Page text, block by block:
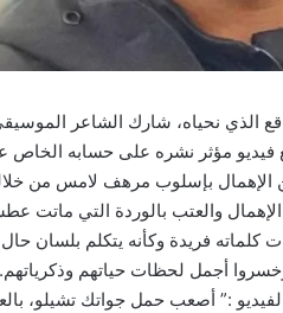
الذي نحياه، شارك الشاعر
فيديو مؤثر نشره على حسابه الخاص
الإهمال بإسلوب مرهف لامس من
والعتب بالوردة التي ماتت
كلماته فريدة وكأنه يتكلم بلسان حال
أجمل لحظات حياتهم وذكرياتهم.
:” أصعب حمل جواتك تشيلو،